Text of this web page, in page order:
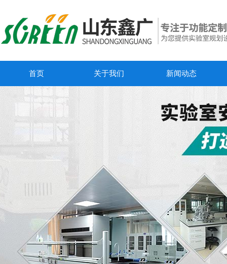
首页 关于我们 新闻动态